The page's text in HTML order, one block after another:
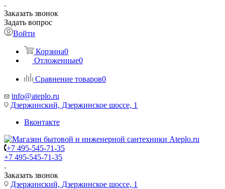
Заказать звонок
Задать вопрос
Войти
Корзина0
Отложенные0
Сравнение товаров0
info@ateplo.ru
Дзержинский, Дзержинское шоссе, 1
Вконтакте
+7 495-545-71-35
+7 495-545-71-35
Заказать звонок
Дзержинский, Дзержинское шоссе, 1